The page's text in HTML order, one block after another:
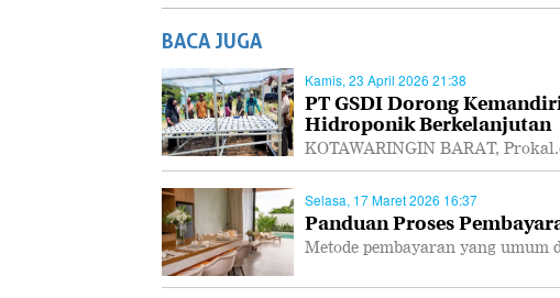
BACA JUGA
Kamis, 23 April 2026 21:38
PT GSDI Dorong
Hidroponik Berkelanjutan
KOTAWARINGIN BARAT,
Selasa, 17 Maret 2026 16:37
Panduan Proses
Metode pembayaran yang